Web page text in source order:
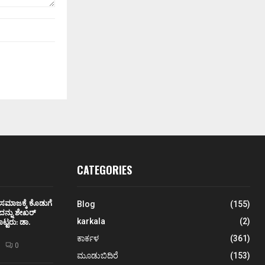
ಕೊಡುಗೆ
ಶೇಖರ್
ಡಾ.
0
CATEGORIES
Blog
(155)
karkala
(2)
ಕಾರ್ಕಳ
(361)
ಮೂಡುಬಿದಿರೆ
(153)